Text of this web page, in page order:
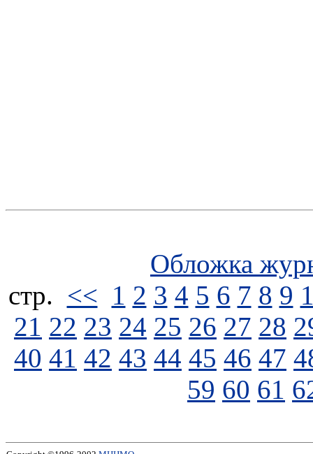
Обложка
стp. << 1 2 3 4 5 6 7 8 9
21 22 23 24 25 26 27 28
40 41 42 43 44 45 46 47
59 60 61